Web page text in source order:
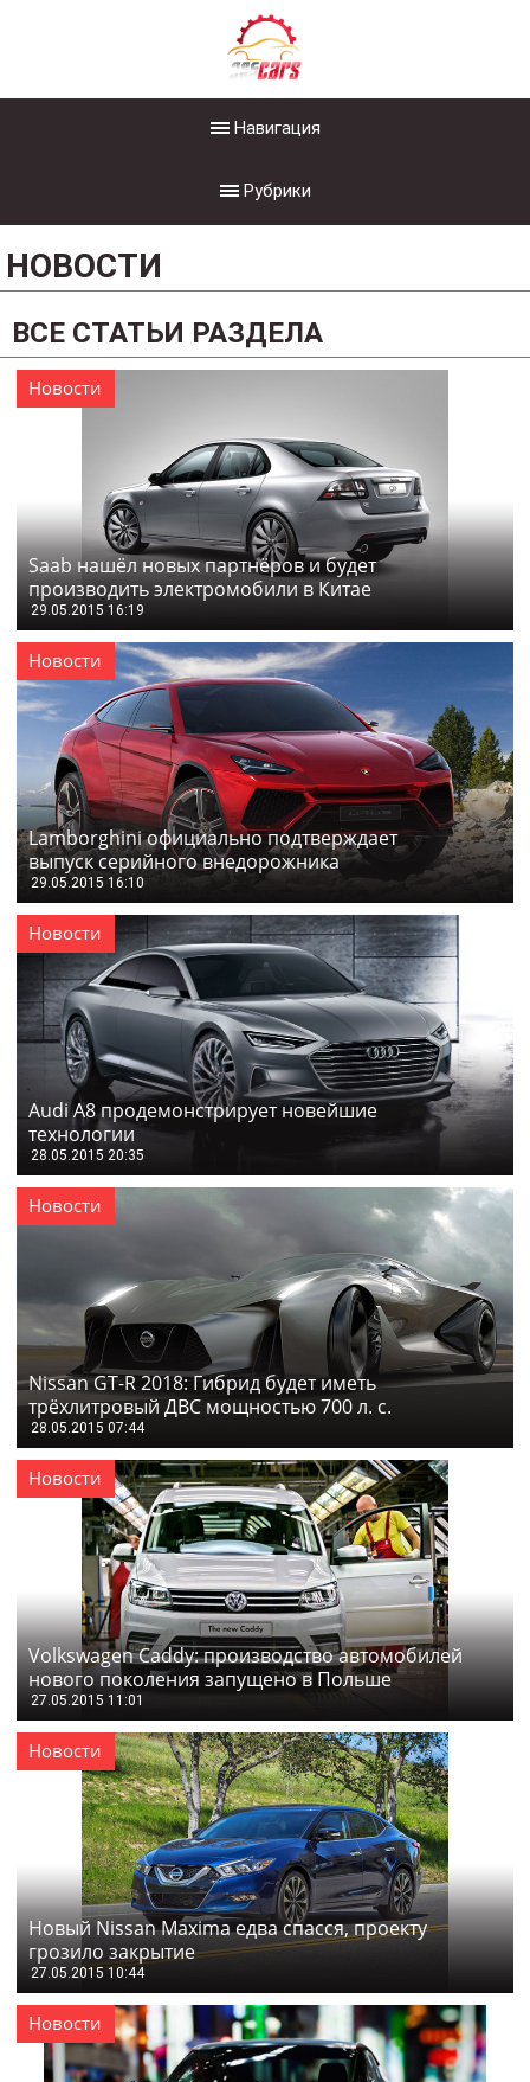
Навигация
Рубрики
НОВОСТИ
ВСЕ СТАТЬИ РАЗДЕЛА
Новости
Saab нашёл новых партнёров и будет
производить электромобили в Китае
29.05.2015 16:19
Новости
Lamborghini официально подтверждает
выпуск серийного внедорожника
29.05.2015 16:10
Новости
Audi A8 продемонстрирует новейшие
технологии
28.05.2015 20:35
Новости
Nissan GT-R 2018: Гибрид будет иметь
трёхлитровый ДВС мощностью 700 л. с.
28.05.2015 07:44
Новости
Volkswagen Caddy: производство автомобилей
нового поколения запущено в Польше
27.05.2015 11:01
Новости
Новый Nissan Maxima едва спасся, проекту
грозило закрытие
27.05.2015 10:44
Новости